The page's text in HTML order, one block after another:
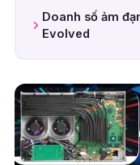
Doanh số ảm
Evolved